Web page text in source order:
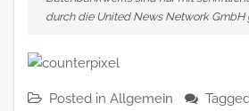
durch die United News Network GmbH
Posted in Allgemein